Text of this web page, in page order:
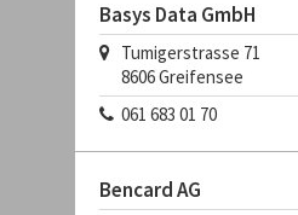
Basys Data GmbH
Tumigerstrasse 71
8606Greifensee
061 683 01 70
Bencard AG